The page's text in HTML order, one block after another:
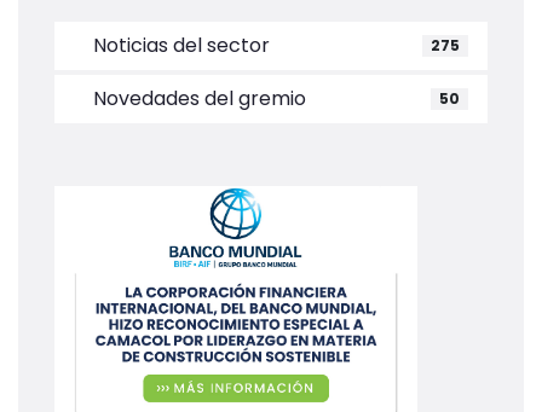
Noticias del sector 275
Novedades del gremio 50